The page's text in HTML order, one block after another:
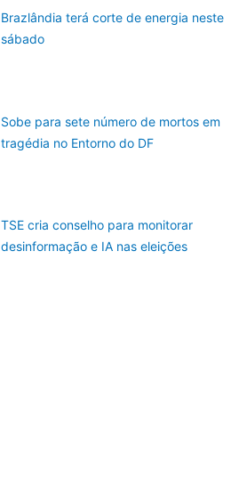
Brazlândia terá corte de energia neste
sábado
Sobe para sete número de mortos em
tragédia no Entorno do DF
TSE cria conselho para monitorar
desinformação e IA nas eleições